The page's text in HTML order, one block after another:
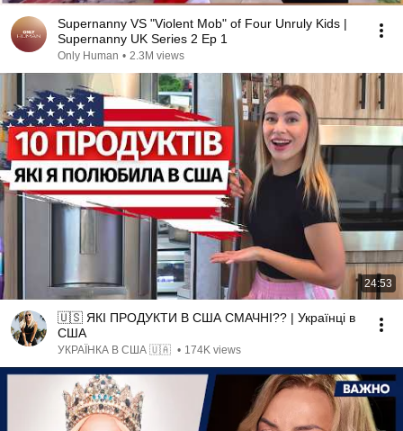
Supernanny VS "Violent Mob" of Four Unruly Kids |
Supernanny UK Series 2 Ep 1
Only Human • 2.3M views
24:53
🇺🇸 ЯКІ ПРОДУКТИ В США СМАЧНІ?? | Українці в
США
УКРАЇНКА В США 🇺🇦 • 174K views